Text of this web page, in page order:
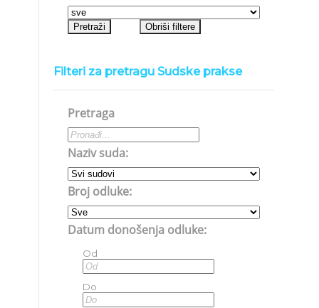
Filteri za pretragu Sudske prakse
Pretraga
Naziv suda:
Broj odluke:
Datum donošenja odluke:
Od
Do